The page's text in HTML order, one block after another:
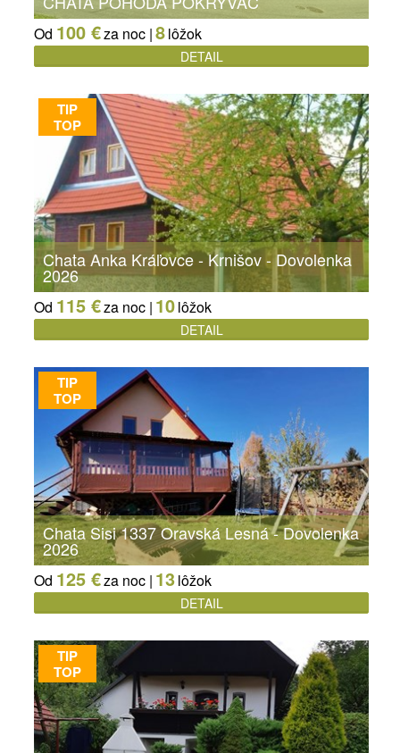
Od 100 €za noc |8lôžok
DETAIL
TIP
TOP
Chata Anka Kráľovce - Krnišov - Dovolenka
2026
Od 115 €za noc | 10lôžok
DETAIL
TIP
TOP
Chata Sisi 1337 Oravská Lesná - Dovolenka
2026
Od 125 €za noc | 13lôžok
DETAIL
TIP
TOP